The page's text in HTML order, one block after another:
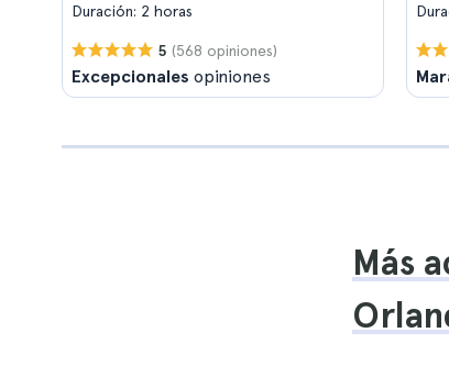
Duración: 2 horas
5 (568 opiniones)
Excepcionales opiniones
Más